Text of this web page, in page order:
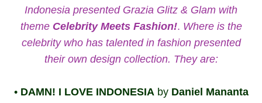
Indonesia presented Grazia Glitz & Glam with
theme Celebrity Meets Fashion!. Where is the
celebrity who has talented in fashion presented
their own design collection. They are:
• DAMN! I LOVE INDONESIAby Daniel Mananta